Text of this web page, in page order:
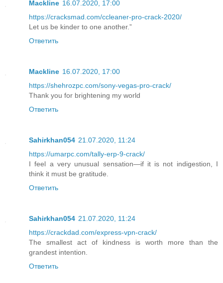
Mackline 16.07.2020, 17:00
https://cracksmad.com/ccleaner-pro-crack-2020/
Let us be kinder to one another.”
Ответить
Mackline 16.07.2020, 17:00
https://shehrozpc.com/sony-vegas-pro-crack/
Thank you for brightening my world
Ответить
Sahirkhan054 21.07.2020, 11:24
https://umarpc.com/tally-erp-9-crack/
I feel a very unusual sensation—if it is not indigestion, I
think it must be gratitude.
Ответить
Sahirkhan054 21.07.2020, 11:24
https://crackdad.com/express-vpn-crack/
The smallest act of kindness is worth more than the
grandest intention.
Ответить